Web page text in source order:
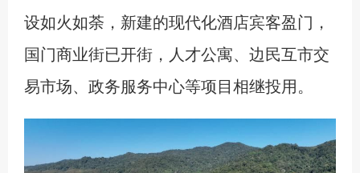
设如火如荼，新建的现代化酒店宾客盈门，
国门商业街已开街，人才公寓、边民互市交
易市场、政务服务中心等项目相继投用。